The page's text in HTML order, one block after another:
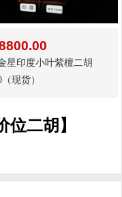
星印度小叶紫檀二胡
现货）
位二胡】